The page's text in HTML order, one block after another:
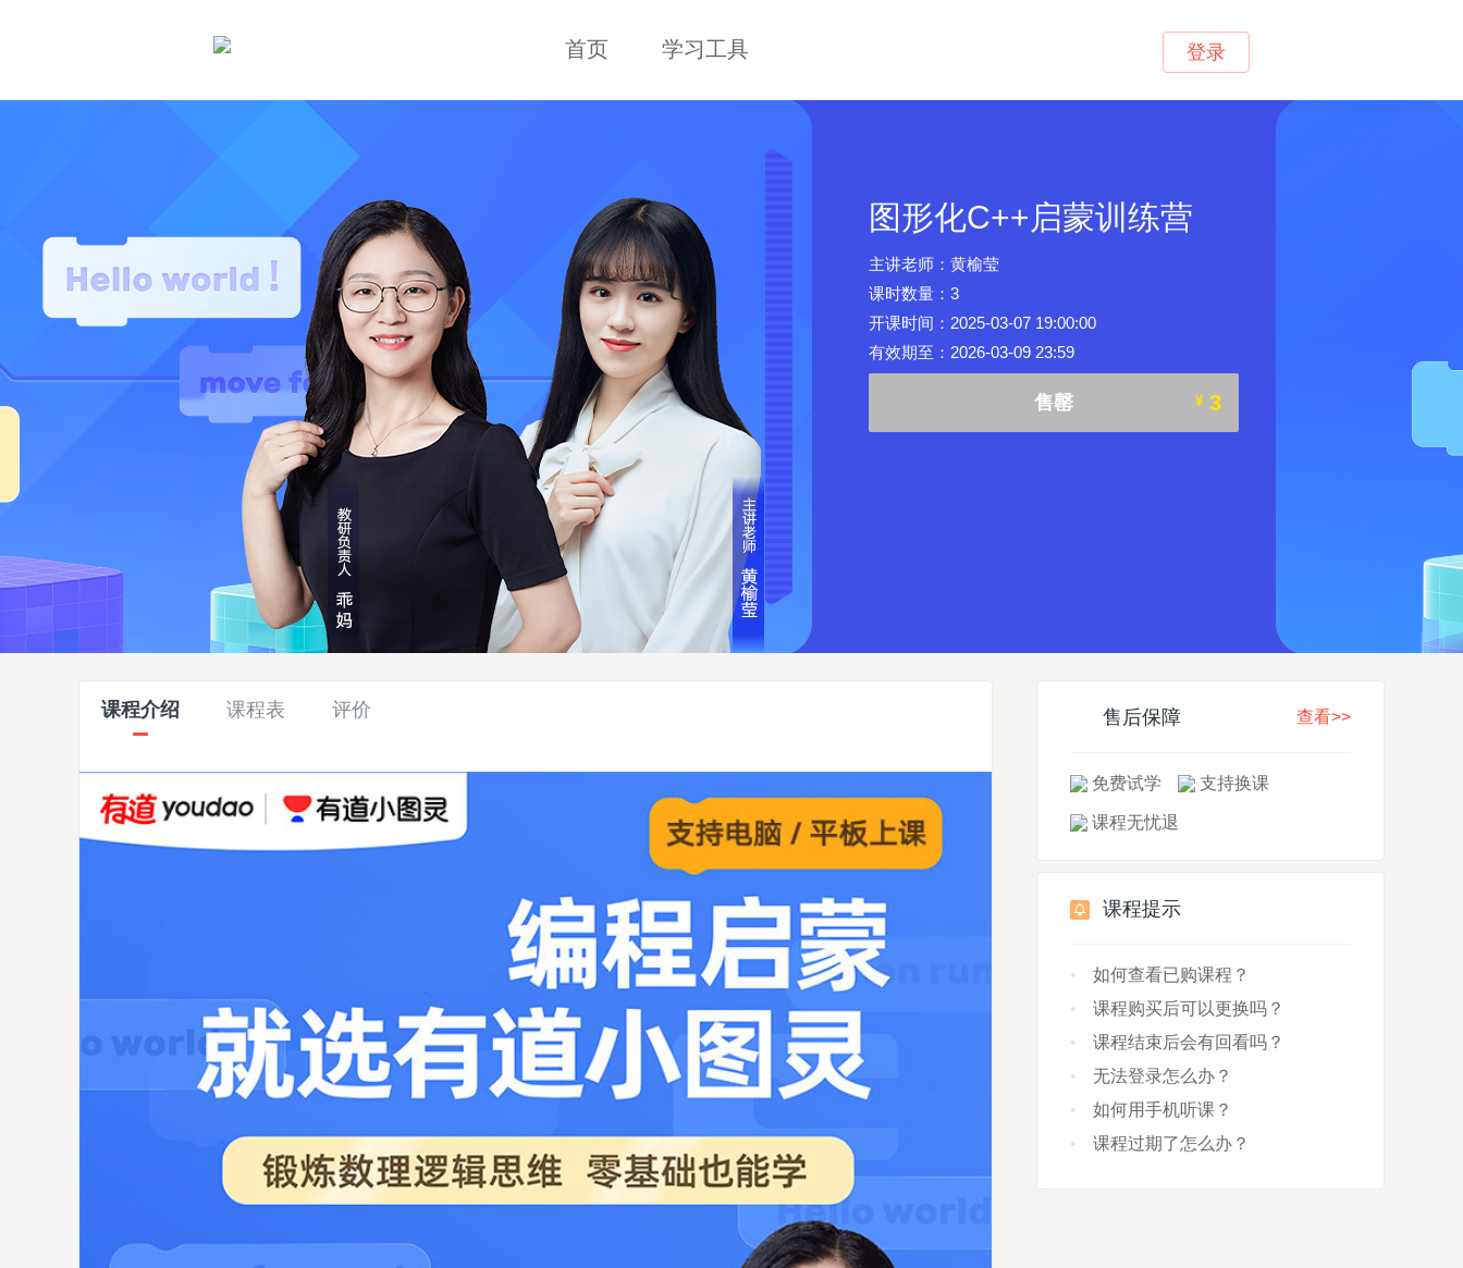
首页 学习工具 登录
图形化C++启蒙训练营
主讲老师：黄榆莹
课时数量：3
开课时间：2025-03-07 19:00:00
有效期至：2026-03-09 23:59
售罄 ¥ 3
课程介绍 课程表 评价 售后保障 查看>>
免费试学 支持换课
课程无忧退
课程提示
如何查看已购课程？
课程购买后可以更换吗？
课程结束后会有回看吗？
无法登录怎么办？
如何用手机听课？
课程过期了怎么办？